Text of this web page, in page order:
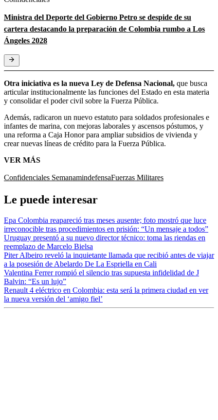
Ministra del Deporte del Gobierno Petro se despide de su
cartera destacando la preparación de Colombia rumbo a Los
Ángeles 2028
Otra iniciativa es la nueva Ley de Defensa Nacional, que busca
articular institucionalmente las funciones del Estado en esta materia
y consolidar el poder civil sobre la Fuerza Pública.
Además, radicaron un nuevo estatuto para soldados profesionales e
infantes de marina, con mejoras laborales y ascensos póstumos, y
una reforma a Caja Honor para ampliar subsidios de vivienda y
crear nuevas líneas de crédito para la Fuerza Pública.
VER MÁS
Confidenciales SemanamindefensaFuerzas Militares
Le puede interesar
Epa Colombia reapareció tras meses ausente; foto mostró que luce
irreconocible tras procedimientos en prisión: “Un mensaje a todos”
Uruguay presentó a su nuevo director técnico: toma las riendas en
reemplazo de Marcelo Bielsa
Piter Albeiro reveló la inquietante llamada que recibió antes de viajar
a la posesión de Abelardo De La Espriella en Cali
Valentina Ferrer rompió el silencio tras supuesta infidelidad de J
Balvin: “Es un lujo”
Renault 4 eléctrico en Colombia: esta será la primera ciudad en ver
la nueva versión del ‘amigo fiel’